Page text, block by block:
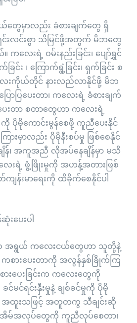
ေမှာလည်း ခံစားချက်တွေ ရှိ
လင်းစွာ သိမြင်ဖို့အတွက် မိဘတွေ
လေးရဲ့ ဝမ်းနည်းခြင်း၊ ပျော်ရွှင်
ြင်း ၊ ကြောက်ရွံ့ခြင်း၊ ရှက်ခြင်း စ
းကိုယ်တိုင် နားလည်လာနိုင်ဖို့ မိဘ
ောပြပေးတာ၊ ကလေးရဲ့ ခံစားချက်
ေးတာ စတာတွေဟာ ကလေးရဲ့
ကို ပိုမိုကောင်းမွန်စေဖို့ ကူညီပေးနိုင်
းမှာလည်း ပိုမိုနီးစပ်မှု ဖြစ်စေနိုင်
န်၊ အကူအညီ လိုအပ်နေချိန်မှာ မသိ
ေးရဲ့ ဖွံ့ဖြိုးမှုကို အဟန့်အတားဖြစ်
န်းမာရေးကို ထိခိုက်စေနိုင်ပါ
ပေးပါ
အရွယ် ကလေးငယ်တွေဟာ သူတို့နဲ့
ကစားပေးတာကို အလွန်နှစ်ခြိုက်ကြ
ပေးခြင်းက ကလေးတွေကို
င်ရင်းနှီးမှုနဲ့ ချစ်ခင်မှုကို ပိုမို
အထူးသဖြင့် အတူတကွ သီချင်းဆို
၊ အိမ်အလုပ်တွေကို ကူညီလုပ်စေတာ၊